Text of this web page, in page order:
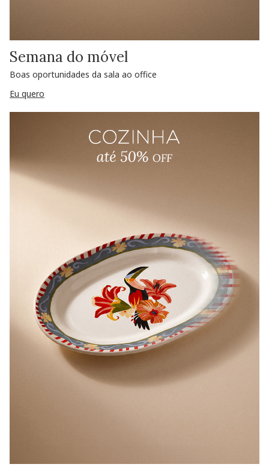
Semana do móvel
Boas oportunidades da sala ao office
Eu quero